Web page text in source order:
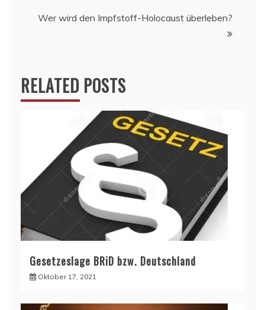
Wer wird den Impfstoff-Holocaust überleben?
RELATED POSTS
Gesetzeslage BRiD bzw. Deutschland
Oktober 17, 2021